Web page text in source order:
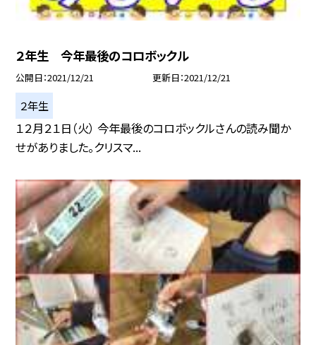
２年生 今年最後のコロボックル
公開日 2021/12/21 更新日 2021/12/21
２年生
１２月２１日（火） 今年最後のコロボックルさんの読み聞か
せがありました。クリスマ...